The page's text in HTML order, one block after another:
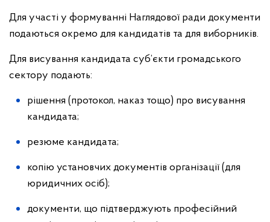
Для участі у формуванні Наглядової ради документи
подаються окремо для кандидатів та для виборників.
Для висування кандидата суб’єкти громадського
сектору подають:
рішення (протокол, наказ тощо) про висування
кандидата;
резюме кандидата;
копію установчих документів організації (для
юридичних осіб);
документи, що підтверджують професійний